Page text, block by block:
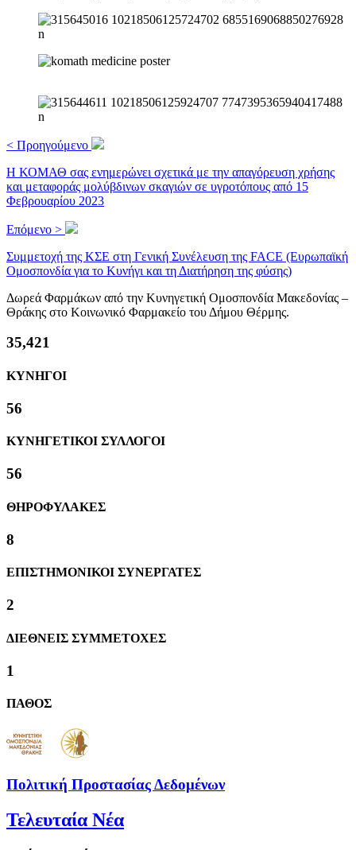
< Προηγούμενο
Η ΚΟΜΑΘ σας ενημερώνει σχετικά με την απαγόρευση χρήσης
και μεταφοράς μολύβδινων σκαγιών σε υγροτόπους από 15
Φεβρουαρίου 2023
Επόμενο >
Συμμετοχή της ΚΣΕ στη Γενική Συνέλευση της FACE (Ευρωπαϊκή
Ομοσπονδία για το Κυνήγι και τη Διατήρηση της φύσης)
Δωρεά Φαρμάκων από την Κυνηγετική Ομοσπονδία Μακεδονίας –
Θράκης στο Κοινωνικό Φαρμακείο του Δήμου Θέρμης.
38,222
ΚΥΝΗΓΟΙ
61
ΚΥΝΗΓΕΤΙΚΟΙ ΣΥΛΛΟΓΟΙ
61
ΘΗΡΟΦΥΛΑΚΕΣ
8
ΕΠΙΣΤΗΜΟΝΙΚΟΙ ΣΥΝΕΡΓΑΤΕΣ
2
ΔΙΕΘΝΕΙΣ ΣΥΜΜΕΤΟΧΕΣ
1
ΠΑΘΟΣ
Πολιτική Προστασίας Δεδομένων
Τελευταία Νέα